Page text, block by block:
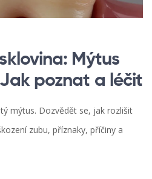
Mýtus
poznat a léčit
mýtus. Dozvědět se, jak rozlišit
zubu, příznaky, příčiny a